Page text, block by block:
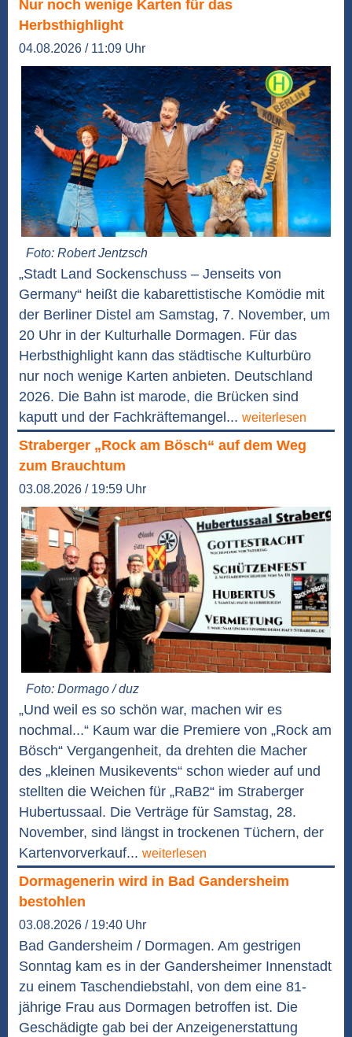
Nur noch wenige Karten für das
Herbsthighlight
04.08.2026 / 11:09 Uhr
Foto: Robert Jentzsch
„Stadt Land Sockenschuss – Jenseits von
Germany“ heißt die kabarettistische Komödie mit
der Berliner Distel am Samstag, 7. November, um
20 Uhr in der Kulturhalle Dormagen. Für das
Herbsthighlight kann das städtische Kulturbüro
nur noch wenige Karten anbieten. Deutschland
2026. Die Bahn ist marode, die Brücken sind
kaputt und der Fachkräftemangel... weiterlesen
Straberger „Rock am Bösch“ auf dem Weg
zum Brauchtum
03.08.2026 / 19:59 Uhr
Foto: Dormago / duz
„Und weil es so schön war, machen wir es
nochmal...“ Kaum war die Premiere von „Rock am
Bösch“ Vergangenheit, da drehten die Macher
des „kleinen Musikevents“ schon wieder auf und
stellten die Weichen für „RaB2“ im Straberger
Hubertussaal. Die Verträge für Samstag, 28.
November, sind längst in trockenen Tüchern, der
Kartenvorverkauf... weiterlesen
Dormagenerin wird in Bad Gandersheim
bestohlen
03.08.2026 / 19:40 Uhr
Bad Gandersheim / Dormagen. Am gestrigen
Sonntag kam es in der Gandersheimer Innenstadt
zu einem Taschendiebstahl, von dem eine 81-
jährige Frau aus Dormagen betroffen ist. Die
Geschädigte gab bei der Anzeigenerstattung